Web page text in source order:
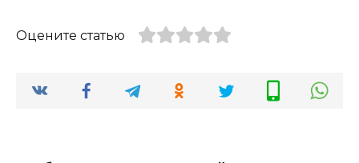
Оцените статью